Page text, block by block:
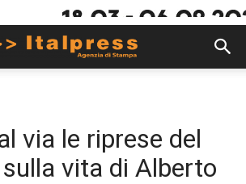
via le riprese del
vita di Alberto